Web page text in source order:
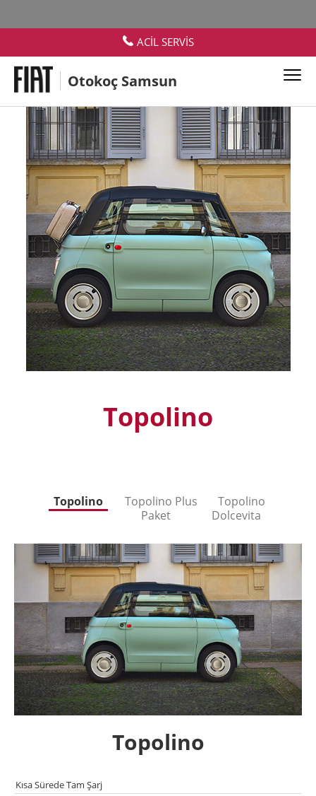
ACİL SERVİS
Otokoç Samsun
Topolino
Topolino
Topolino Plus
Paket
Topolino
Dolcevita
Topolino
Kısa Sürede Tam Şarj